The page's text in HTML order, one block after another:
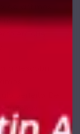
garantimos
no
da